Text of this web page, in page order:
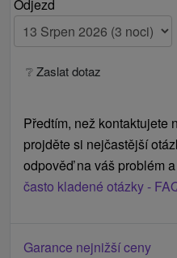
Odjezd
❔ Zaslat dotaz
Předtím, než kontaktujete
projděte si nejčastější
odpověď na váš problém
často kladené otázky -
Garance nejnižší ceny